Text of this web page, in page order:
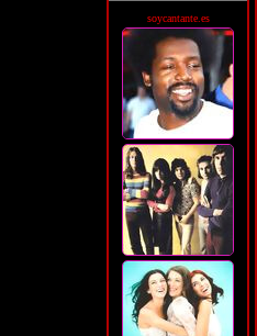
soycantante.es